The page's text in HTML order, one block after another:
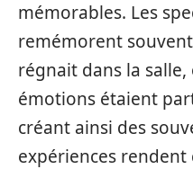
mémorables. Les
remémorent
régnait dans la
émotions étaient
créant ainsi des
expériences rendent